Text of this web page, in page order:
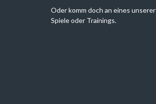
Oder komm doch an eines unserer
Spiele oder Trainings.